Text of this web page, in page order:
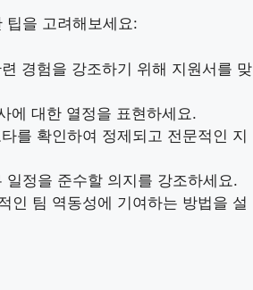
팁을 고려해보세요:
경험을 강조하기 위해 지원서를 맞
에 대한 열정을 표현하세요.
를 확인하여 정제되고 전문적인 지
정을 준수할 의지를 강조하세요.
인 팀 역동성에 기여하는 방법을 설